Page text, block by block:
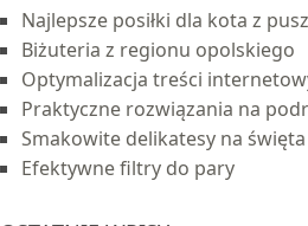
Najlepsze posiłki dla kota z
Biżuteria z regionu opolskiego
Optymalizacja treści
Praktyczne rozwiązania na
Smakowite delikatesy na święta
Efektywne filtry do pary